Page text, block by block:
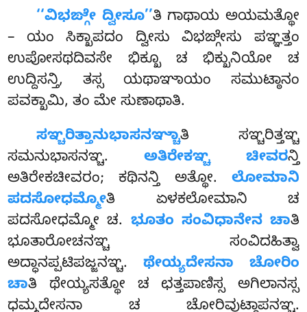
‘‘ವಿಭಙ್ಗೇ ದ್ವೀಸೂ’’ತಿ ಗಾಥಾಯ ಅಯಮತ್ಥೋ
– ಯಂ ಸಿಕ್ಖಾಪದಂ ದ್ವೀಸು ವಿಭಙ್ಗೇಸು ಪಞ್ಞತ್ತಂ
ಉಪೋಸಥದಿವಸೇ ಭಿಕ್ಖೂ ಚ ಭಿಕ್ಖುನಿಯೋ ಚ
ಉದ್ದಿಸನ್ತಿ, ತಸ್ಸ ಯಥಾಞಾಯಂ ಸಮುಟ್ಠಾನಂ
ಪವಕ್ಖಾಮಿ, ತಂ ಮೇ ಸುಣಾಥಾತಿ.
ಸಞ್ಚರಿತ್ತಾನುಭಾಸನಞ್ಚಾತಿ ಸಞ್ಚರಿತ್ತಞ್ಚ
ಸಮನುಭಾಸನಞ್ಚ. ಅತಿರೇಕಞ್ಚ ಚೀವರನ್ತಿ
ಅತಿರೇಕಚೀವರಂ; ಕಥಿನನ್ತಿ ಅತ್ಥೋ. ಲೋಮಾನಿ
ಪದಸೋಧಮ್ಮೋತಿ ಏಳಕಲೋಮಾನಿ ಚ
ಪದಸೋಧಮ್ಮೋ ಚ. ಭೂತಂ ಸಂವಿಧಾನೇನ ಚಾತಿ
ಭೂತಾರೋಚನಞ್ಚ ಸಂವಿದಹಿತ್ವಾ
ಅದ್ಧಾನಪ್ಪಟಿಪಜ್ಜನಞ್ಚ. ಥೇಯ್ಯದೇಸನಾ ಚೋರಿಂ
ಚಾತಿ ಥೇಯ್ಯಸತ್ಥೋ ಚ ಛತ್ತಪಾಣಿಸ್ಸ ಅಗಿಲಾನಸ್ಸ
ಧಮ್ಮದೇಸನಾ ಚ ಚೋರಿವುಟ್ಠಾಪನಞ್ಚ.